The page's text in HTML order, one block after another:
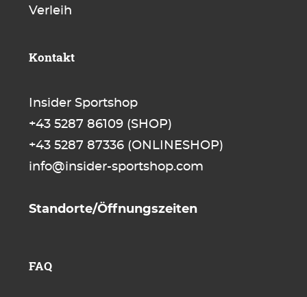
Verleih
Kontakt
Insider Sportshop
+43 5287 86109 (SHOP)
+43 5287 87336 (ONLINESHOP)
info@insider-sportshop.com
Standorte/Öffnungszeiten
FAQ